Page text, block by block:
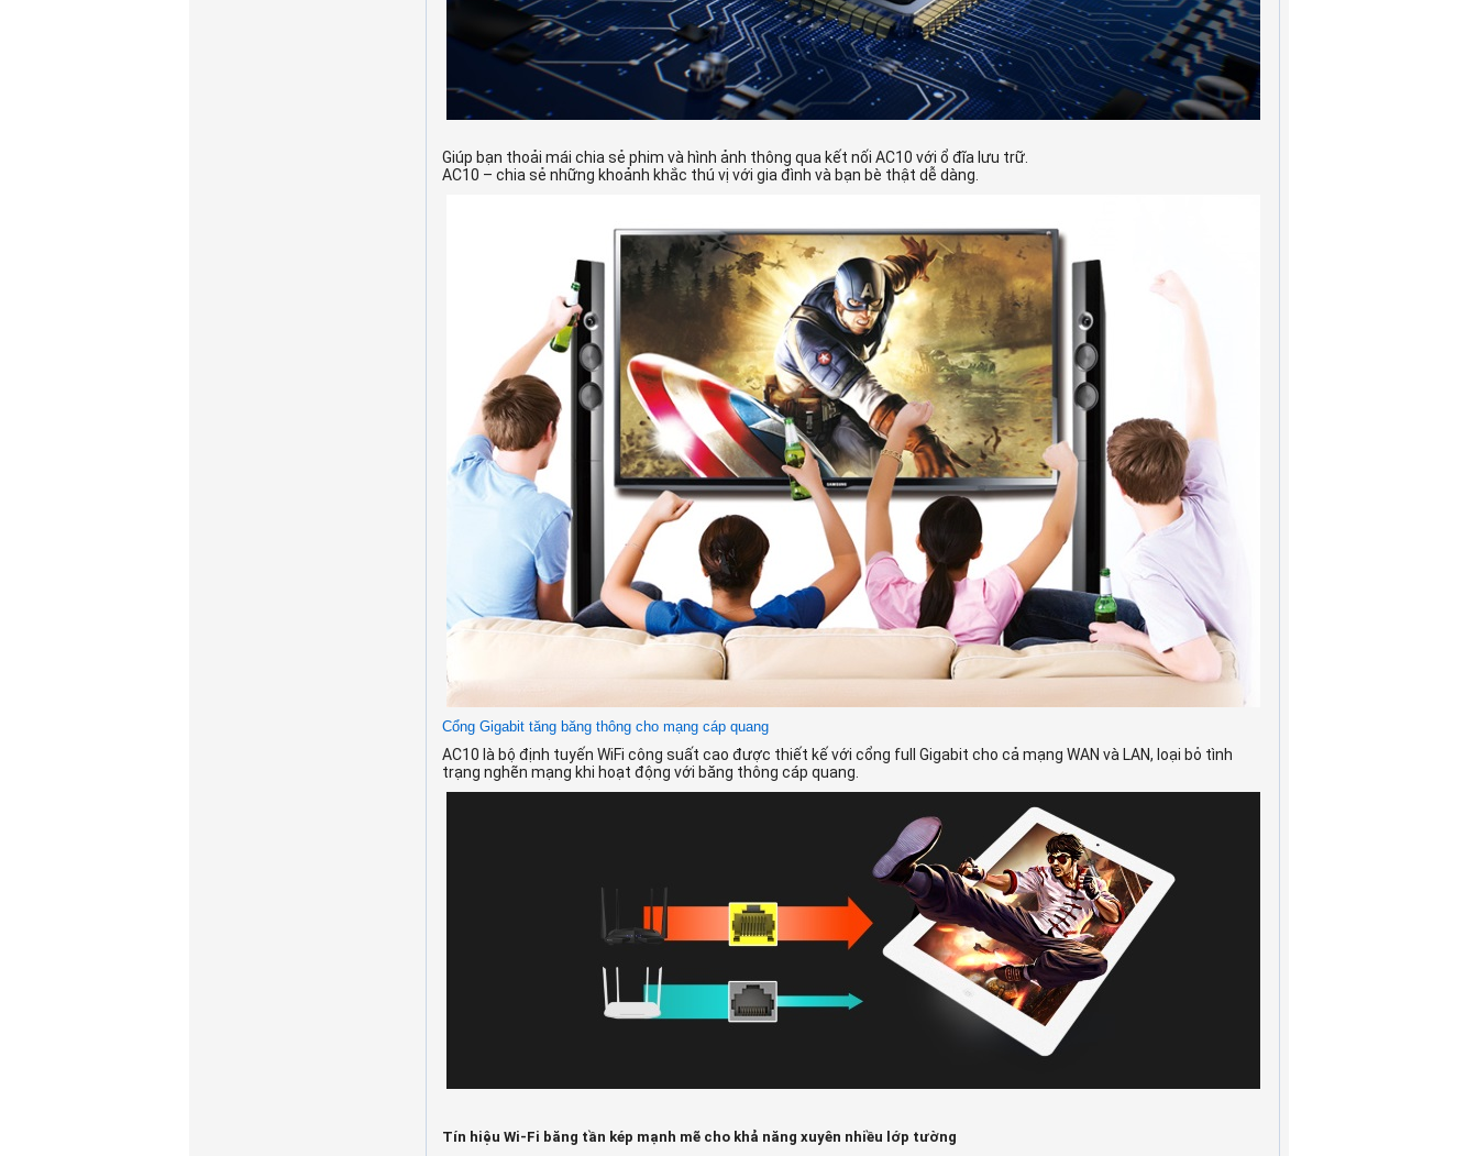
Giúp bạn thoải mái chia sẻ phim và hình ảnh thông qua kết nối AC10 với ổ đĩa lưu trữ.
AC10 – chia sẻ những khoảnh khắc thú vị với gia đình và bạn bè thật dễ dàng.
Cổng Gigabit tăng băng thông cho mạng cáp quang
AC10 là bộ định tuyến WiFi công suất cao được thiết kế với cổng full Gigabit cho cả mạng WAN và LAN, loại bỏ tình
trạng nghẽn mạng khi hoạt động với băng thông cáp quang.
Tín hiệu Wi-Fi băng tần kép mạnh mẽ cho khả năng xuyên nhiều lớp tường